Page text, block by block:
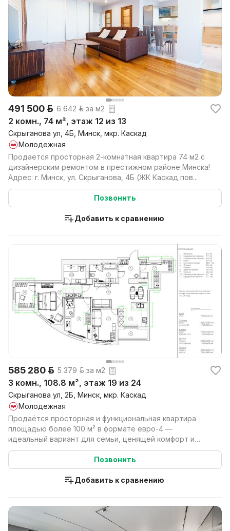
491 500 р. 6 642 р. за м2
2 комн., 74 м², этаж 12 из 13
Скрыганова ул, 4Б, Минск, мкр. Каскад
Молодежная
Продается просторная 2-комнатная квартира 74 м2 с
дизайнерским ремонтом в престижном районе Минска!
Адрес: г. Минск, ул. Скрыганова, 4Б (ЖК Каскад пов...
Позвонить
Добавить к сравнению
585 280 р. 5 379 р. за м2
3 комн., 108.8 м², этаж 19 из 24
Скрыганова ул, 2Б, Минск, мкр. Каскад
Молодежная
Продаётся просторная и функциональная квартира
площадью более 100 м² в формате евро-4 —
идеальный вариант для семьи, ценящей комфорт и
продуманное про...
Позвонить
Добавить к сравнению